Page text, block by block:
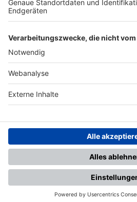
Nutzungsbedingungen Datenschutz